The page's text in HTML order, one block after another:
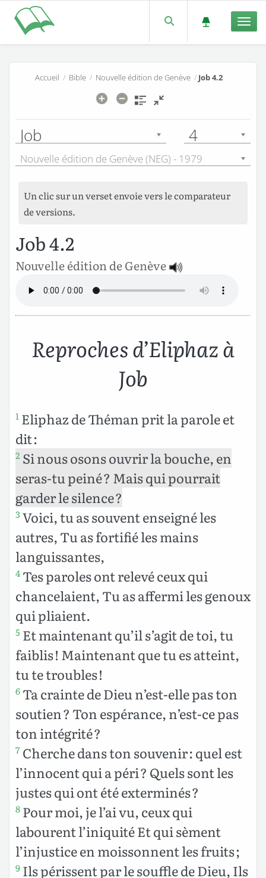
Accueil / Bible / Nouvelle édition de Genève / Job 4.2
Job 4
Nouvelle édition de Genève (NEG) - 1979
Un clic sur un verset envoie vers le comparateur
de versions.
Job 4.2
Nouvelle édition de Genève
Reproches d’Eliphaz à
Job
1 Eliphaz de Théman prit la parole et
dit :
2 Si nous osons ouvrir la bouche, en
seras-tu peiné ? Mais qui pourrait
garder le silence ?
3Voici, tu as souvent enseigné les
autres, Tu as fortifié les mains
languissantes,
4 Tes paroles ont relevé ceux qui
chancelaient, Tu as affermi les genoux
qui pliaient.
5 Et maintenant qu’il s’agit de toi, tu
faiblis ! Maintenant que tu es atteint,
tu te troubles !
6 Ta crainte de Dieu n’est-elle pas ton
soutien ? Ton espérance, n’est-ce pas
ton intégrité ?
7 Cherche dans ton souvenir : quel est
l’innocent qui a péri ? Quels sont les
justes qui ont été exterminés ?
8 Pour moi, je l’ai vu, ceux qui
labourent l’iniquité Et qui sèment
l’injustice en moissonnent les fruits ;
9 Ils périssent par le souffle de Dieu, Ils